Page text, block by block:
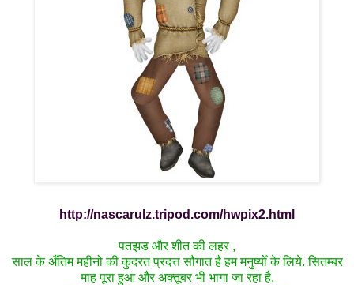
http://nascarulz.tripod.com/hwpix2.html
पतझड और शीत की लहर ,
साल के अँतिम महीनो की कुदरत प्रदत्त सौगात है हम मनुष्योँ के लिये. सितम्बर
माह पूरा हुआ और अक्तूबर भी भागा जा रहा है.